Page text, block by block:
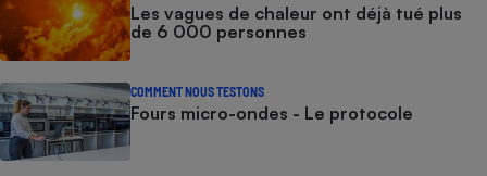
Les vagues de chaleur ont déjà tué plus
de 6 000 personnes
COMMENT NOUS TESTONS
Fours micro-ondes - Le protocole